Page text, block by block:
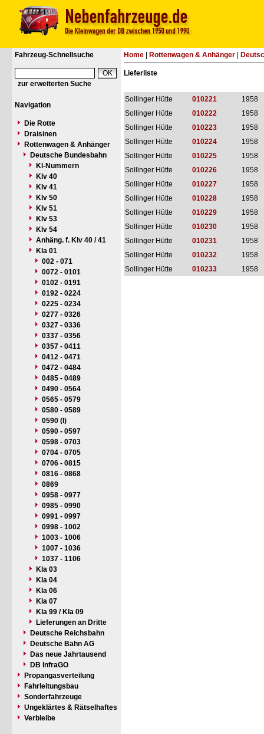
Fahrzeug-Schnellsuche
zur erweiterten Suche
Navigation
Die Rotte
Draisinen
Rottenwagen & Anhänger
Deutsche Bundesbahn
Kl-Nummern
Klv 40
Klv 41
Klv 50
Klv 51
Klv 53
Klv 54
Anhäng. f. Klv 40 / 41
Kla 01
002 - 071
0072 - 0101
0102 - 0191
0192 - 0224
0225 - 0234
0277 - 0326
0327 - 0336
0337 - 0356
0357 - 0411
0412 - 0471
0472 - 0484
0485 - 0489
0490 - 0564
0565 - 0579
0580 - 0589
0590 (I)
0590 - 0597
0598 - 0703
0704 - 0705
0706 - 0815
0816 - 0868
0869
0958 - 0977
0985 - 0990
0991 - 0997
0998 - 1002
1003 - 1006
1007 - 1036
1037 - 1106
Kla 03
Kla 04
Kla 06
Kla 07
Kla 99 / Kla 09
Lieferungen an Dritte
Deutsche Reichsbahn
Deutsche Bahn AG
Das neue Jahrtausend
DB InfraGO
Propangasverteilung
Fahrleitungsbau
Sonderfahrzeuge
Ungeklärtes & Rätselhaftes
Verbleibe
Home Rottenwagen & Anhänger
Lieferliste
Sollinger Hütte 010221
1958
Sollinger Hütte
010222
1958
Sollinger Hütte
010223
1958
Sollinger Hütte
010224
1958
Sollinger Hütte
010225
1958
Sollinger Hütte
010226
1958
Sollinger Hütte
010227
1958
Sollinger Hütte
010228
1958
Sollinger Hütte
010229
1958
Sollinger Hütte
010230
1958
Sollinger Hütte
010231
1958
Sollinger Hütte
010232
1958
Sollinger Hütte
010233 1958